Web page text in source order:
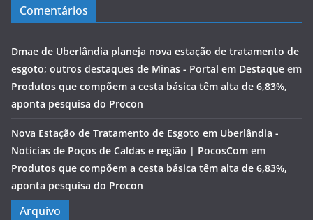
Comentários
Dmae de Uberlândia planeja nova estação de tratamento de
esgoto; outros destaques de Minas - Portal em Destaque em
Produtos que compõem a cesta básica têm alta de 6,83%,
aponta pesquisa do Procon
Nova Estação de Tratamento de Esgoto em Uberlândia -
Notícias de Poços de Caldas e região | PocosCom em
Produtos que compõem a cesta básica têm alta de 6,83%,
aponta pesquisa do Procon
Arquivo